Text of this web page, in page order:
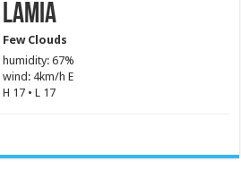
Lamia
Few Clouds
humidity: 67%
wind: 4km/h E
H 17 • L 17